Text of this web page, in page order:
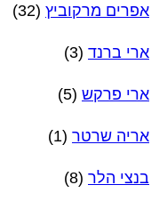
אפרים מרקוביץ (32)
ארי ברנד (3)
ארי פרקש (5)
אריה שרטר (1)
בנצי הלר (8)